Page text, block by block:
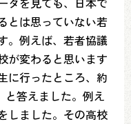
とは思っていない若
。例えば、若者協議
が変わると思います
に行ったところ、約
と答えました。例え
しました。その高校